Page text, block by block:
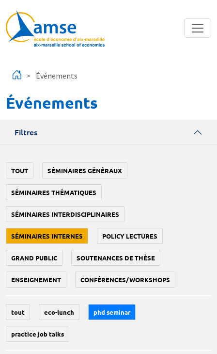
Événements
Événements
Filtres
TOUT SÉMINAIRES GÉNÉRAUX
SÉMINAIRES THÉMATIQUES
SÉMINAIRES INTERDISCIPLINAIRES
SÉMINAIRES INTERNES POLICY LECTURES
GRAND PUBLIC SOUTENANCES DE THÈSE
ENSEIGNEMENT CONFÉRENCES/WORKSHOPS
tout eco-lunch phd seminar
practice job talks